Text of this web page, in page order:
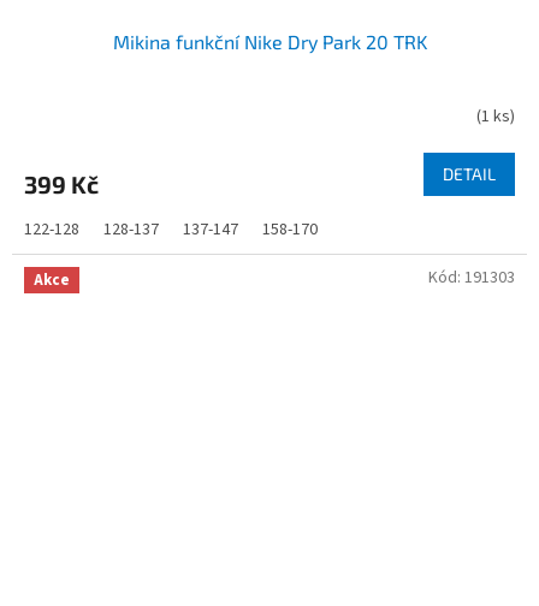
Mikina funkční Nike Dry Park 20 TRK
(1 ks)
399 Kč DETAIL
122-128 128-137 137-147 158-170
Akce Kód: 191303